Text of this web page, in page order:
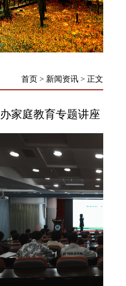
首页 > 新闻资讯 > 正文
家庭教育专题讲座